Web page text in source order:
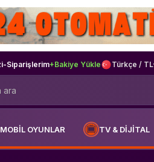
-Siparişlerim+Bakiye Yükle Türkçe / TL
MOBİL OYUNLAR TV & DİJİTAL